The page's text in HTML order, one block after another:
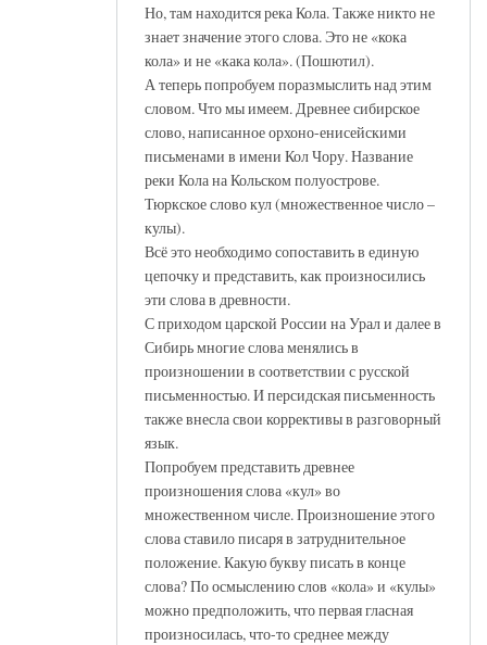
Но, там находится река Кола. Также никто не
знает значение этого слова. Это не «кока
кола» и не «кака кола». (Пошютил).
А теперь попробуем поразмыслить над этим
словом. Что мы имеем. Древнее сибирское
слово, написанное орхоно-енисейскими
письменами в имени Кол Чору. Название
реки Кола на Кольском полуострове.
Тюркское слово кул (множественное число –
кулы).
Всё это необходимо сопоставить в единую
цепочку и представить, как произносились
эти слова в древности.
С приходом царской России на Урал и далее в
Сибирь многие слова менялись в
произношении в соответствии с русской
письменностью. И персидская письменность
также внесла свои коррективы в разговорный
язык.
Попробуем представить древнее
произношения слова «кул» во
множественном числе. Произношение этого
слова ставило писаря в затруднительное
положение. Какую букву писать в конце
слова? По осмыслению слов «кола» и «кулы»
можно предположить, что первая гласная
произносилась, что-то среднее между